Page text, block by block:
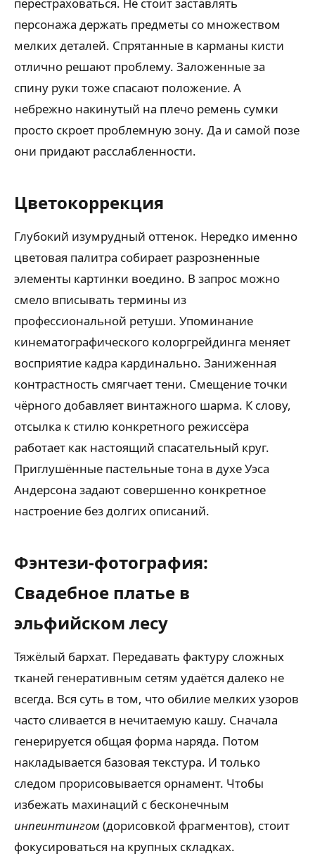
персонажа держать предметы со множеством
мелких деталей. Спрятанные в карманы кисти
отлично решают проблему. Заложенные за
спину руки тоже спасают положение. А
небрежно накинутый на плечо ремень сумки
просто скроет проблемную зону. Да и самой позе
они придают расслабленности.
Цветокоррекция
Глубокий изумрудный оттенок. Нередко именно
цветовая палитра собирает разрозненные
элементы картинки воедино. В запрос можно
смело вписывать термины из
профессиональной ретуши. Упоминание
кинематографического колоргрейдинга меняет
восприятие кадра кардинально. Заниженная
контрастность смягчает тени. Смещение точки
чёрного добавляет винтажного шарма. К слову,
отсылка к стилю конкретного режиссёра
работает как настоящий спасательный круг.
Приглушённые пастельные тона в духе Уэса
Андерсона задают совершенно конкретное
настроение без долгих описаний.
Фэнтези-фотография:
Свадебное платье в
эльфийском лесу
Тяжёлый бархат. Передавать фактуру сложных
тканей генеративным сетям удаётся далеко не
всегда. Вся суть в том, что обилие мелких узоров
часто сливается в нечитаемую кашу. Сначала
генерируется общая форма наряда. Потом
накладывается базовая текстура. И только
следом прорисовывается орнамент. Чтобы
избежать махинаций с бесконечным
инпеинтингом(дорисовкой фрагментов), стоит
фокусироваться на крупных складках.